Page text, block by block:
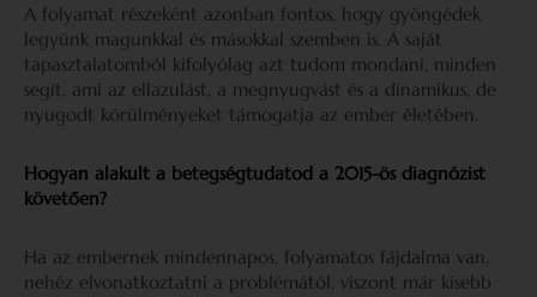
A folyamat részeként azonban fontos, hogy gyöngédek
legyünk magunkkal és másokkal szemben is. A saját
tapasztalatomból kifolyólag azt tudom mondani, minden
segít, ami az ellazulást, a megnyugvást és a dinamikus, de
nyugodt körülményeket támogatja az ember életében.
Hogyan alakult a betegségtudatod a 2015-ös diagnózist
követően?
Ha az embernek mindennapos, folyamatos fájdalma van,
nehéz elvonatkoztatni a problémától, viszont már kisebb